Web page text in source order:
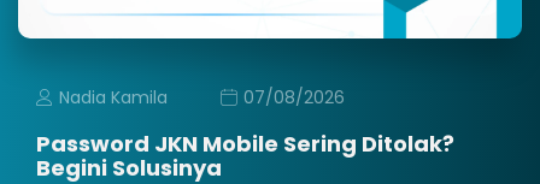
Nadia Kamila 07/08/2026
Password JKN Mobile Sering Ditolak?
Begini Solusinya